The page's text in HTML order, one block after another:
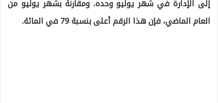
إلى الإدارة في شهر يوليو وحده. ومقارنة بشهر يوليو من
العام الماضي، فإن هذا الرقم أعلى بنسبة 79 في المائة.